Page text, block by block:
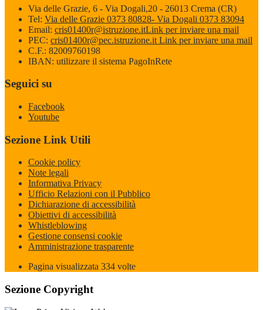
Via delle Grazie, 6 - Via Dogali,20 - 26013 Crema (CR)
Tel: Via delle Grazie 0373 80828- Via Dogali 0373 83094
Email: cris01400r@istruzione.itLink per inviare una mail
PEC: cris01400r@pec.istruzione.it Link per inviare una mail
C.F.: 82009760198
IBAN: utilizzare il sistema PagoInRete
Seguici su
Facebook
Youtube
Sezione Link Utili
Cookie policy
Note legali
Informativa Privacy
Ufficio Relazioni con il Pubblico
Dichiarazione di accessibilità
Obiettivi di accessibilità
Whistleblowing
Gestione consensi cookie
Amministrazione trasparente
Pagina visualizzata 334 volte
Sezione Copyright